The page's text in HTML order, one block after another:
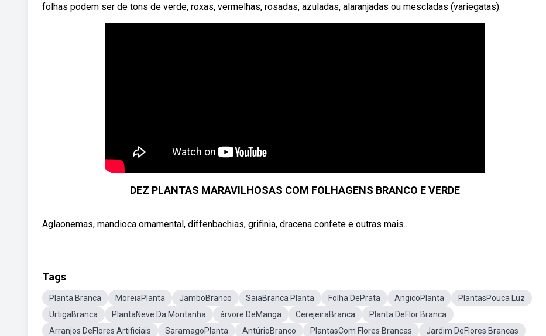
folhas podem ser de tons de verde, roxas, vermelhas, rosadas, azuladas, alaranjadas ou mescladas (variegatas).
DEZ PLANTAS MARAVILHOSAS COM FOLHAGENS BRANCO E VERDE
Aglaonemas, mandioca ornamental, diffenbachias, grifinia, dracena confete e outras mais...
Tags
Planta Branca MoreiaPlanta JamboBranco SaiaBranca Planta Folha DePrata AngicoPlanta
PlantasPouca Luz
UrtigaBranca
PlantaNeve Da Montanha árvore DeManga CerejeiraBranca
Planta DeFlor Branca
Arranjos DeFlores Artificiais
SaramagoPlanta AntúrioBranco PlantasCom Flores Brancas
Jardim DeFlores Brancas